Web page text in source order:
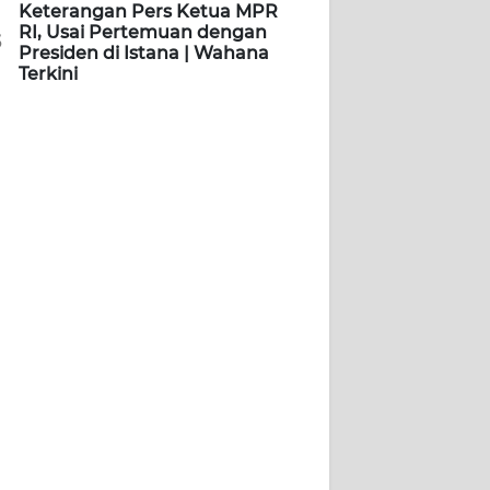
Keterangan Pers Ketua MPR
RI, Usai Pertemuan dengan
Presiden di Istana | Wahana
Terkini